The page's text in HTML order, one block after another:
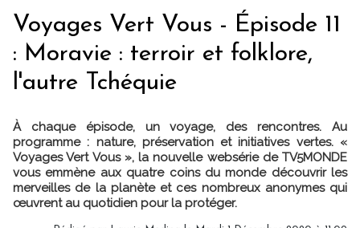
Voyages Vert Vous - Épisode 11
: Moravie : terroir et folklore,
l'autre Tchéquie
À chaque épisode, un voyage, des rencontres. Au
programme : nature, préservation et initiatives vertes. «
Voyages Vert Vous », la nouvelle websérie de TV5MONDE
vous emmène aux quatre coins du monde découvrir les
merveilles de la planète et ces nombreux anonymes qui
œuvrent au quotidien pour la protéger.